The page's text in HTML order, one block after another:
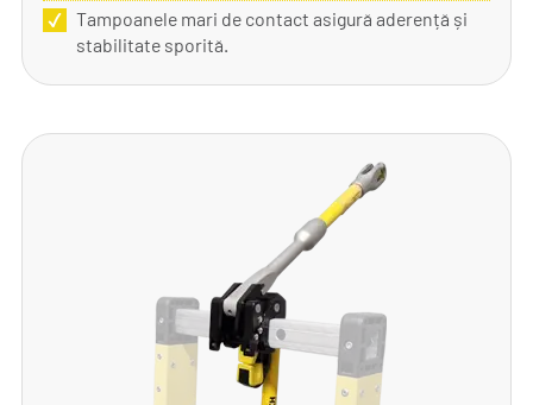
Tampoanele mari de contact asigură aderență și
stabilitate sporită.